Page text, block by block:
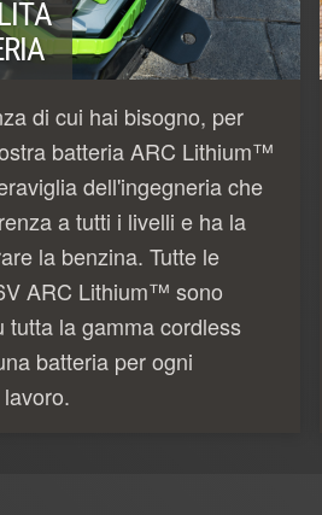
di cui hai bisogno, per
batteria ARC Lithium™
dell'ingegneria che
a tutti i livelli e ha la
la benzina. Tutte le
ARC Lithium™ sono
tutta la gamma cordless
batteria per ogni